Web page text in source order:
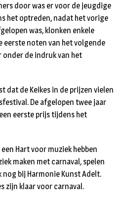
door was er voor de jeugdige
het optreden, nadat het vorige
was, klonken enkele
eerste noten van het volgende
onder de indruk van het
dat de Keikes in de prijzen vielen
De afgelopen twee jaar
eerste prijs tijdens het
Hart voor muziek hebben
maken met carnaval, spelen
bij Harmonie Kunst Adelt.
zijn klaar voor carnaval.